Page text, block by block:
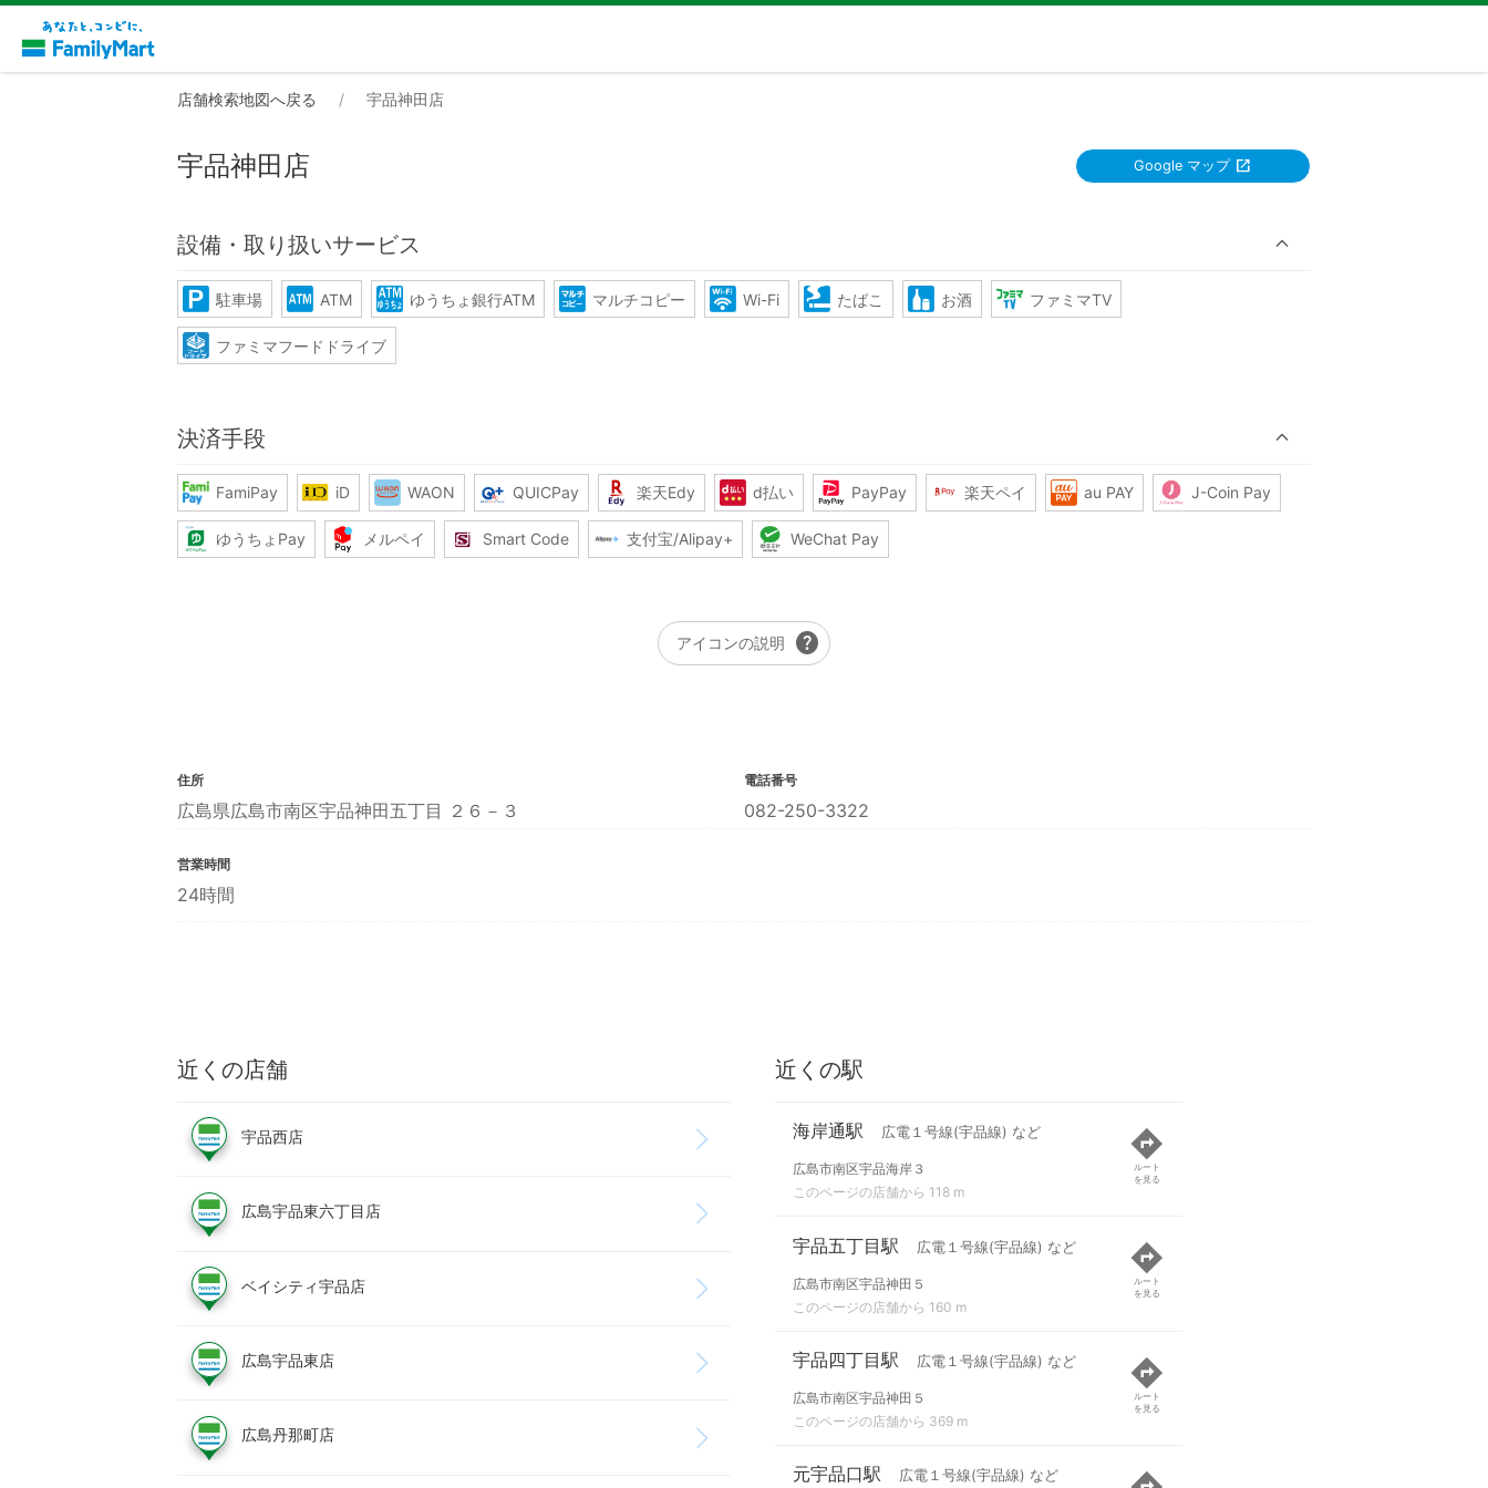
店舗検索地図へ戻る 宇品神田店
宇品神田店 Google マップ
設備・取り扱いサービス
駐車場 ATM ゆうちょ銀行ATM マルチコピー Wi-Fi たばこ お酒 ファミマTV
ファミマフードドライブ
決済手段
FamiPay iD WAON QUICPay 楽天Edy d払い PayPay 楽天ペイ au PAY J-Coin Pay
ゆうちょPay メルペイ Smart Code 支付宝/Alipay+ WeChat Pay
アイコンの説明 help
住所
広島県広島市南区宇品神田五丁目 ２６－３
電話番号
082-250-3322
営業時間
24時間
近くの店舗
宇品西店
広島宇品東六丁目店
ベイシティ宇品店
広島宇品東店
広島丹那町店
近くの駅
海岸通駅 広電１号線(宇品線) など
広島市南区宇品海岸３
このページの店舗から 118 m
ルート
を見る
宇品五丁目駅 広電１号線(宇品線) など
広島市南区宇品神田５
このページの店舗から 160 m
ルート
を見る
宇品四丁目駅 広電１号線(宇品線) など
広島市南区宇品神田５
このページの店舗から 369 m
ルート
を見る
元宇品口駅 広電１号線(宇品線) など